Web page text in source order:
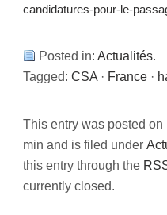
candidatures-pour-le-
Posted in: Actualités.
Tagged: CSA · France ·
This entry was posted
min and is filed under
this entry through the
currently closed.